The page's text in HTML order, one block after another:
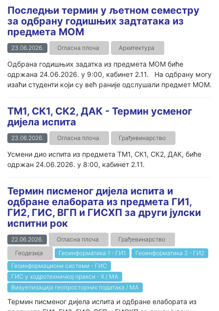
Последњи термин у љетном семестру
за одбрану годишњих задтатака из
предмета МОМ
23.06.2026. Огласна плоча Архитектура
Одбрана годишњих задатка из предмета МОМ биће
одржана 24.06.2026. у 9:00, кабинет 2.11. На одбрану могу
изаћи студенти који су већ раније одслушали предмет МОМ.
ТМ1, СК1, СК2, ДАК - Термин усменог
дијела испита
23.06.2026. Огласна плоча Грађевинарство
Усмени дио испита из предмета ТМ1, СК1, СК2, ДАК, биће
одржан 24.06.2026. у 8:00, кабинет 2.11.
Термин писменог дијела испита и
одбране елабората из предмета ГИ1,
ГИ2, ГИС, ВГП и ГИСХП за други јулски
испитни рок
22.06.2026. Огласна плоча
Грађевинарство
Геодезија
Геоинформатика 1 - ГИ1
Геоинформатика 2 - ГИ2
Геоинформациони системи - ГИС
ГИС у ходротехничкој пракси - Х / МА
Визуелизација геопросторних података / МА
Термин писменог дијела испита и одбране елабората из